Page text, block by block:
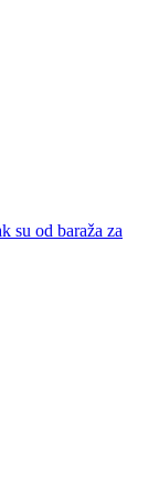
su od baraža za